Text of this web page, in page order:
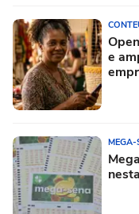
e
MEGA-